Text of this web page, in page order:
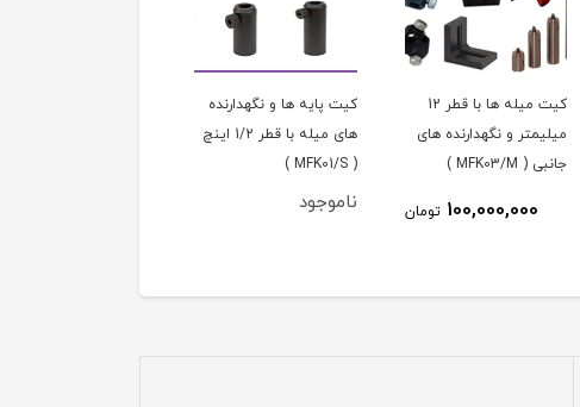
کیت میله ها با قطر 12
میلیمتر و نگهدارنده های
جانبی ( MFK03/M )
100,000,000 تومان
کیت پایه ‏ها و نگه‏دارنده
‏های میله با قطر 1/2 اینچ
( MFK01/S )
ناموجود